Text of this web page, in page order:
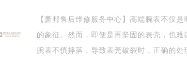
纪大道5号盐城金融城写字楼1号楼16层1604室（需提
东路399号置地商务中心东塔写字楼（华润万象城）
闸南路500号来福士广场办公楼20层2009室（需提前
【萧邦售后维修服务中心】高端腕表不仅
的象征。然而，即便是再坚固的表壳，也
腕表不慎摔落，导致表壳破裂时，正确的